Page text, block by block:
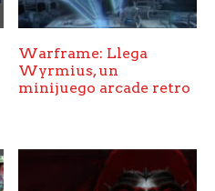
Warframe: Llega
Wyrmius, un
minijuego arcade retro